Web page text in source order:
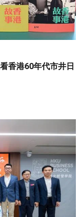
香港60年代市井日